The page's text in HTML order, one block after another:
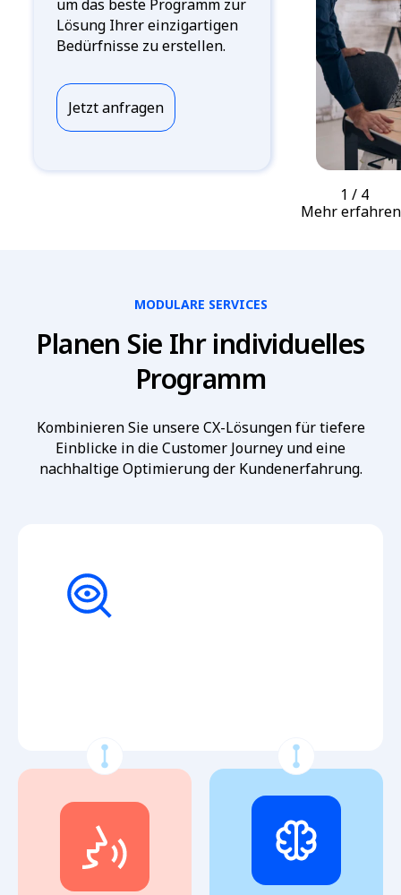
um das beste Programm zur
Lösung Ihrer einzigartigen
Bedürfnisse zu erstellen.
Jetzt anfragen
1 / 4
MODULARE SERVICES
Planen Sie Ihr individuelles
Programm
Kombinieren Sie unsere CX-Lösungen für tiefere
Einblicke in die Customer Journey und eine
nachhaltige Optimierung der Kundenerfahrung.
Mehr erfahren